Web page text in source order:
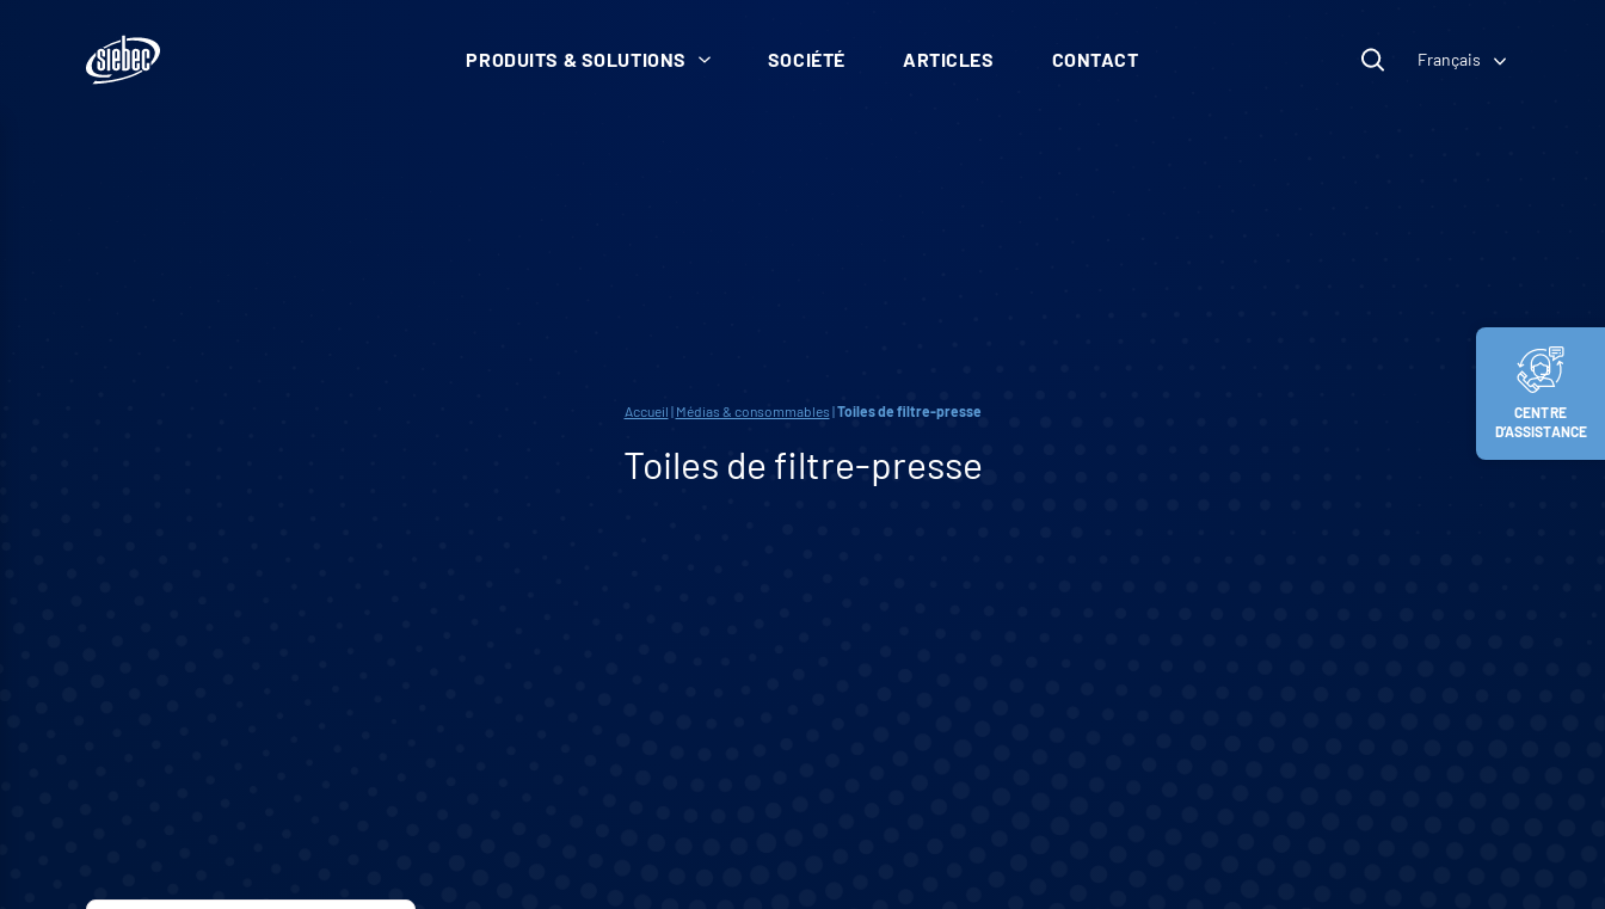
CENTRE
D’ASSISTANCE
PRODUITS & SOLUTIONS SOCIÉTÉ ARTICLES CONTACT Français
Accueil | Médias & consommables |Toiles de filtre-presse
Toiles de filtre-presse